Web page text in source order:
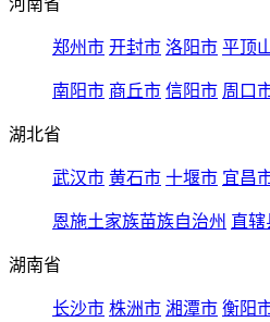
河南省
郑州市 开封市 洛阳市 平顶
南阳市 商丘市 信阳市 周口
湖北省
武汉市 黄石市 十堰市 宜昌
恩施土家族苗族自治州 直辖
湖南省
长沙市 株洲市 湘潭市 衡阳